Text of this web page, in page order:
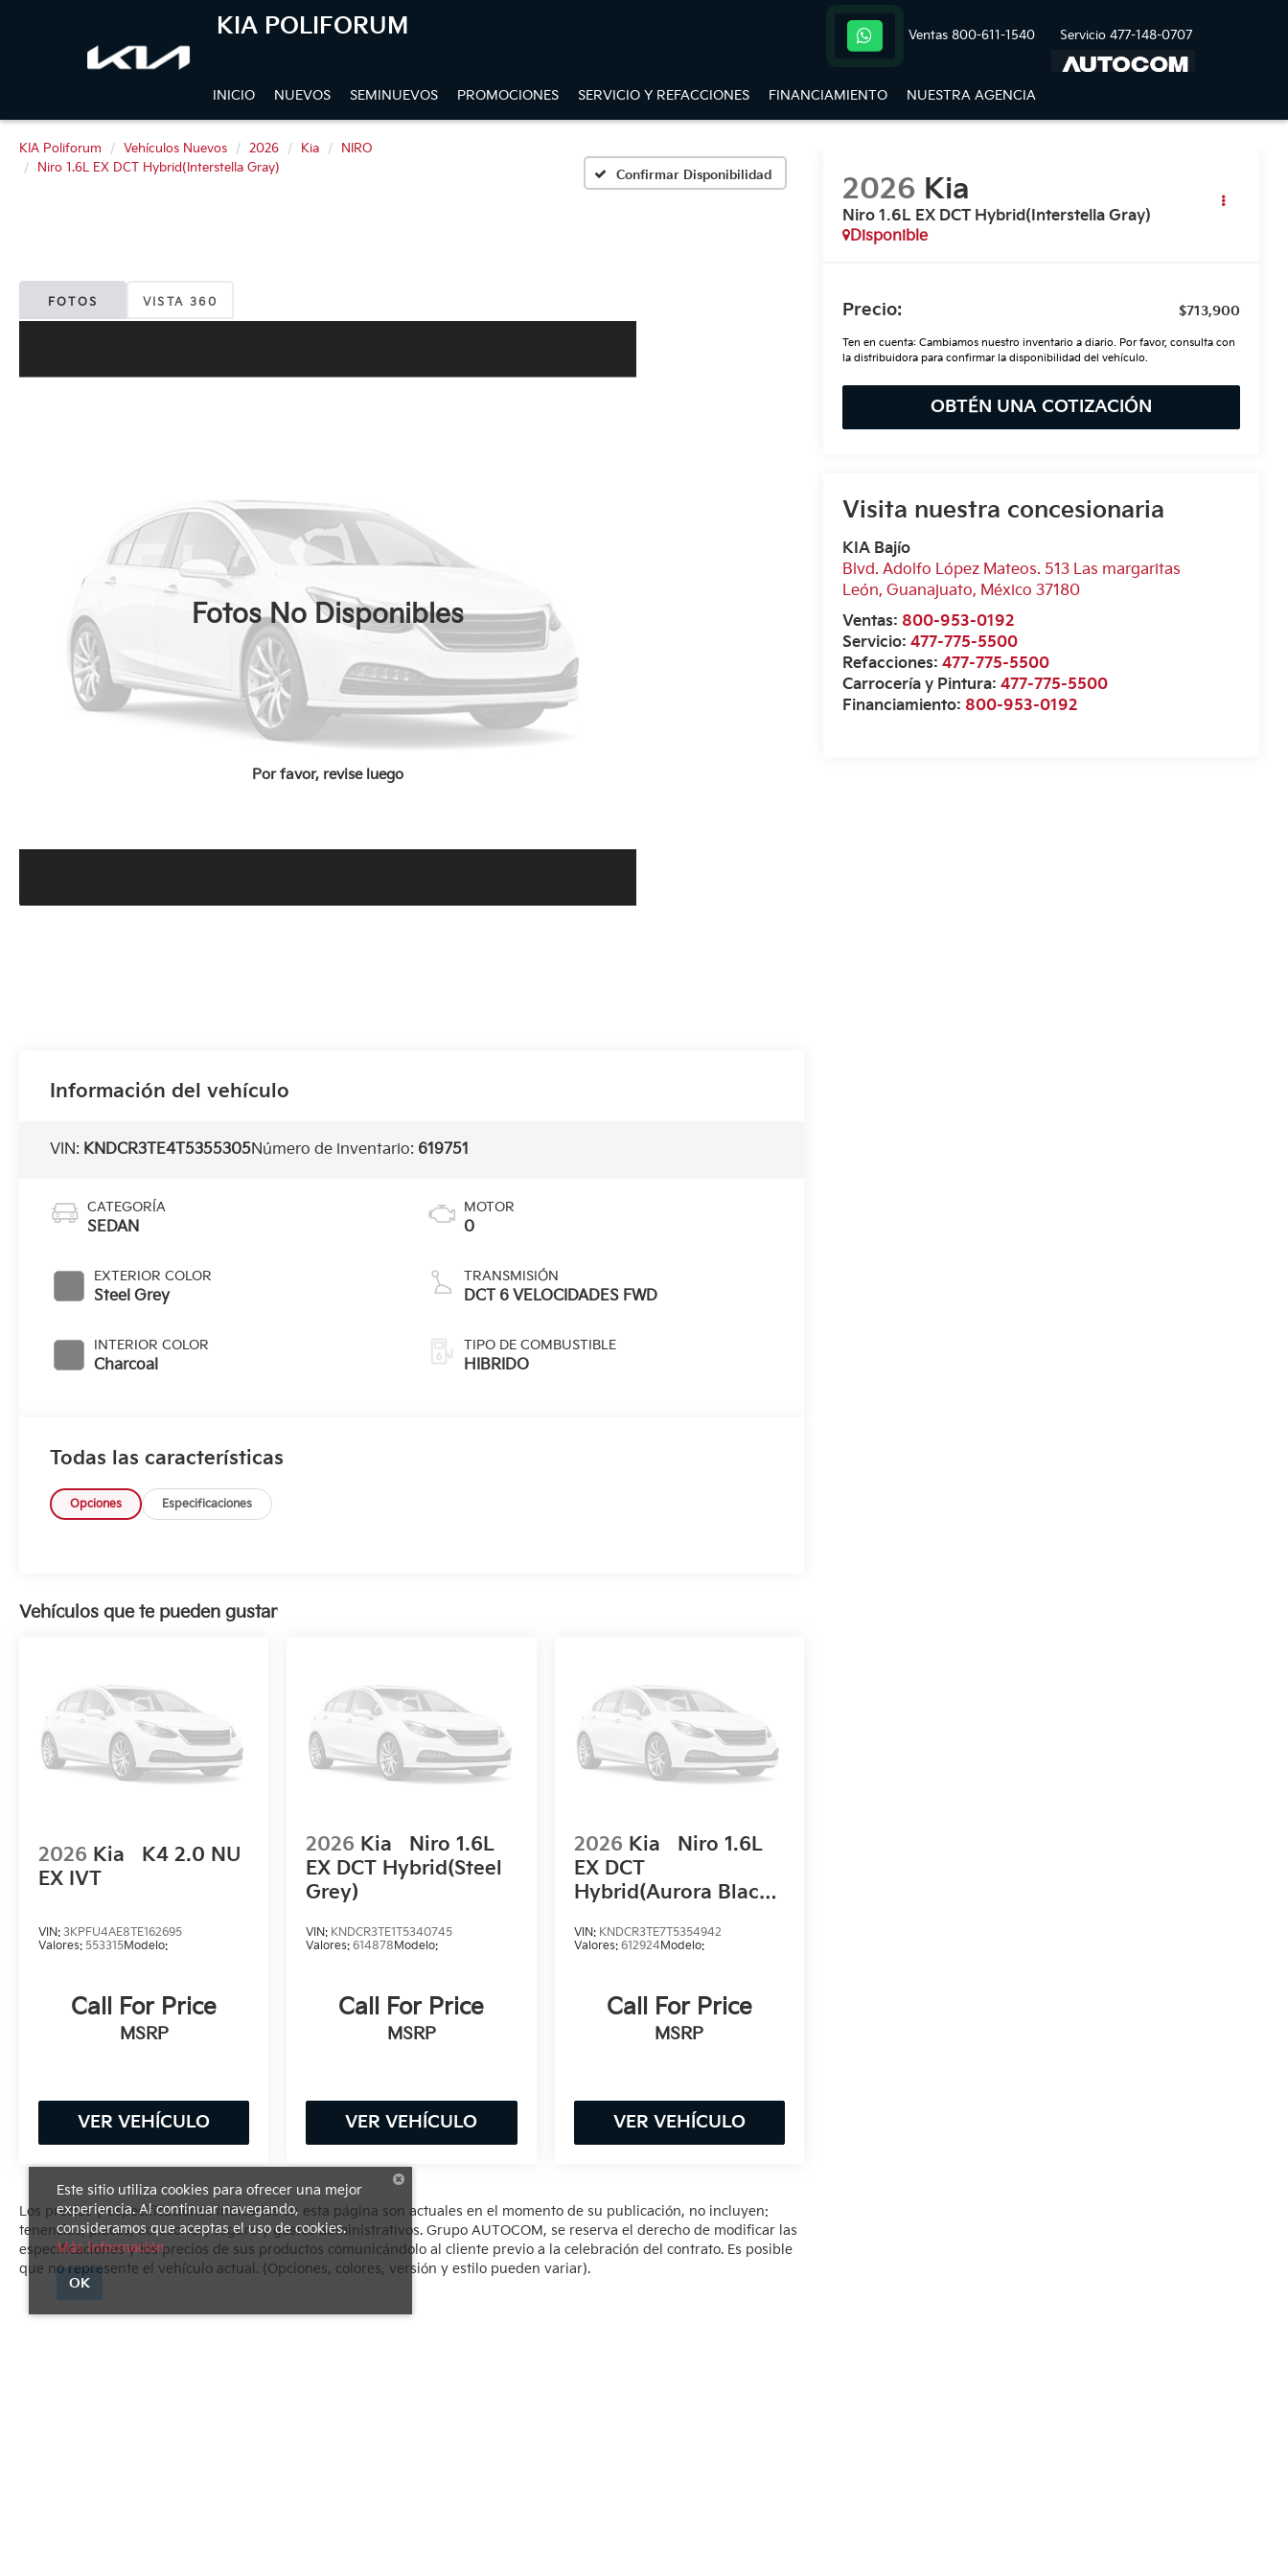
KIA POLIFORUM Ventas 800-611-1540 Servicio 477-148-0707
INICIO NUEVOS SEMINUEVOS PROMOCIONES SERVICIO Y REFACCIONES FINANCIAMIENTO NUESTRA AGENCIA
KIA Poliforum Vehículos Nuevos 2026 Kia
NIRO
Niro 1.6L EX DCT Hybrid(Interstella Gray)
Confirmar Disponibilidad
FOTOS VISTA 360
Fotos No Disponibles
Por favor, revise luego
2026 Kia
Niro 1.6L EX DCT Hybrid(Interstella Gray)
Disponible
Precio: $713,900
Ten en cuenta: Cambiamos nuestro inventario a diario. Por favor, consulta con
la distribuidora para confirmar la disponibilidad del vehículo.
OBTÉN UNA COTIZACIÓN
Visita nuestra concesionaria
KIA Bajío
Blvd. Adolfo López Mateos. 513 Las margaritas
León,Guanajuato, México 37180
Ventas: 800-953-0192
Servicio:477-775-5500
Refacciones:477-775-5500
Carrocería y Pintura:477-775-5500
Financiamiento: 800-953-0192
Información del vehículo
VIN: KNDCR3TE4T5355305Número de inventario: 619751
CATEGORÍA
SEDAN
EXTERIOR COLOR
Steel Grey
INTERIOR COLOR
Charcoal
MOTOR
0
TRANSMISIÓN
DCT 6 VELOCIDADES FWD
TIPO DE COMBUSTIBLE
HIBRIDO
Todas las características
Opciones Especificaciones
Vehículos que te pueden gustar
2026 Kia
K4 2.0 NU
EX IVT
VIN: 3KPFU4AE8TE162695
Valores: 553315Modelo:
Call For Price
MSRP
VER VEHÍCULO
2026 Kia
Niro 1.6L
EX DCT Hybrid(Steel
Grey)
VIN: KNDCR3TE1T5340745
Valores:614878 Modelo:
Call For Price
MSRP
VER VEHÍCULO
2026 Kia
Niro 1.6L
EX DCT
Hybrid(Aurora Black
VIN: KNDCR3TE7T5354942
Valores: 612924Modelo:
Call For Price
MSRP
VER VEHÍCULO
Los precios y especificaciones indicados en esta página son actuales en el momento de su publicación, no incluyen:
tenencias, placas, accesorios, seguro y gastos administrativos. Grupo AUTOCOM, se reserva el derecho de modificar las
especificaciones y los precios de sus productos comunicándolo al cliente previo a la celebración del contrato. Es posible
que no represente el vehículo actual. (Opciones, colores, versión y estilo pueden variar).
Este sitio utiliza cookies para ofrecer una mejor
experiencia. Al continuar navegando,
consideramos que aceptas el uso de cookies.
Más información
OK